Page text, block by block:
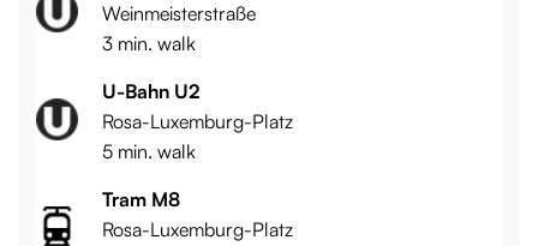
Weinmeisterstraße
3 min. walk
U-Bahn U2
Rosa-Luxemburg-Platz
5 min. walk
Tram M8
Rosa-Luxemburg-Platz